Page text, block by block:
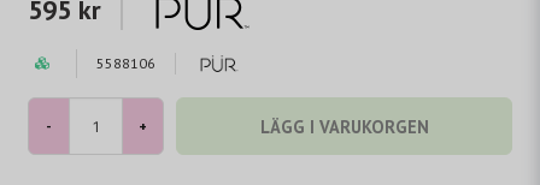
595 kr
5588106
- + LÄGG I VARUKORGEN